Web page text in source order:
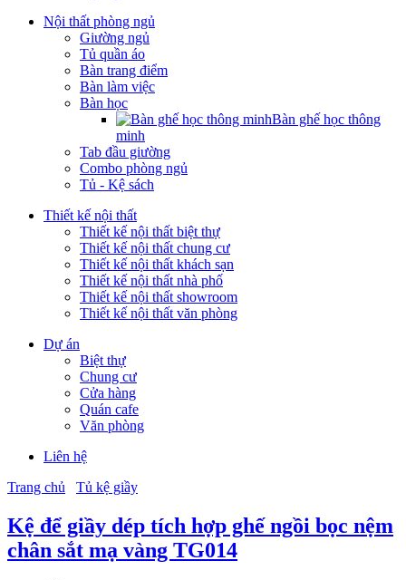
Nội thất phòng ngủ
Giường ngủ
Tủ quần áo
Bàn trang điểm
Bàn làm việc
Bàn học
Bàn ghế học thông
minh
Tab đầu giường
Combo phòng ngủ
Tủ - Kệ sách
Thiết kế nội thất
Thiết kế nội thất biệt thự
Thiết kế nội thất chung cư
Thiết kế nội thất khách sạn
Thiết kế nội thất nhà phố
Thiết kế nội thất showroom
Thiết kế nội thất văn phòng
Dự án
Biệt thự
Chung cư
Cửa hàng
Quán cafe
Văn phòng
Liên hệ
Trang chủ
Tủ kệ giầy
Kệ để giầy dép tích hợp ghế ngồi bọc nệm
chân sắt mạ vàng TG014